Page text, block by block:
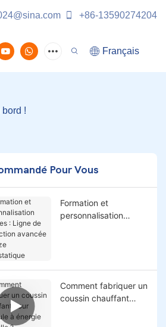
+86-13590274204
Nous Français
!
Pour Vous
Formation et
personnalisation
Comment fabriquer un
coussin chauffant